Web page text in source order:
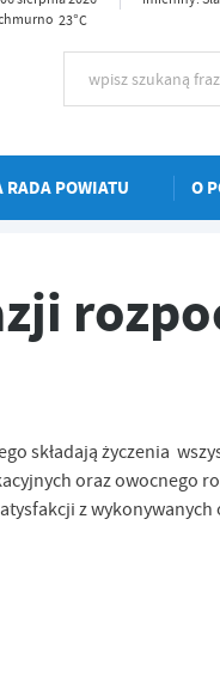
23°C
RADA POWIATU O
składają życzenia
oraz owocnego
z